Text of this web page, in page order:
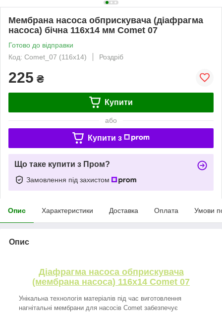
Мембрана насоса обприскувача (діафрагма
насоса) бічна 116х14 мм Comet 07
Готово до відправки
Код: Comet_07 (116x14)
Роздріб
225 ₴
Купити
або
Купити з
Що таке купити з Пром?
Замовлення під захистом
Опис Характеристики Доставка Оплата Умови
Опис
Діафрагма насоса обприскувача
(мембрана насоса) 116х14 Comet 07
Унікальна технологія матеріалів під час виготовлення
нагнітальні мембрани для насосів Comet забезпечує